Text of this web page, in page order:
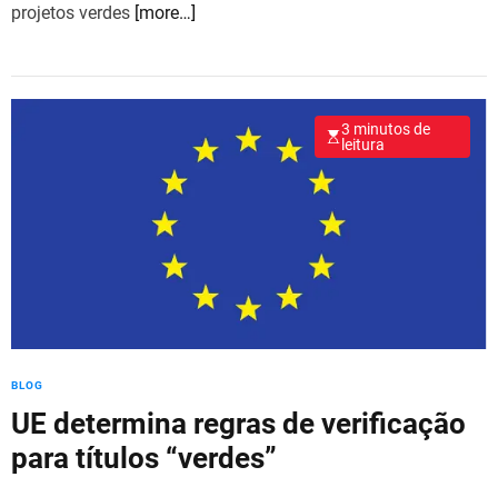
projetos verdes [more…]
3 minutos de
leitura
BLOG
UE determina regras de verificação
para títulos “verdes”